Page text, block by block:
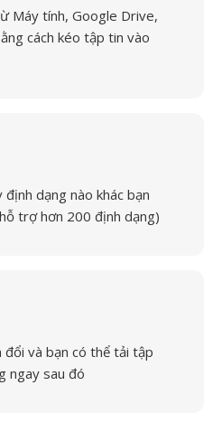
Máy tính, Google Drive,
cách kéo tập tin vào
dạng nào khác bạn
trợ hơn 200 định dạng)
đổi và bạn có thể tải tập
ngay sau đó